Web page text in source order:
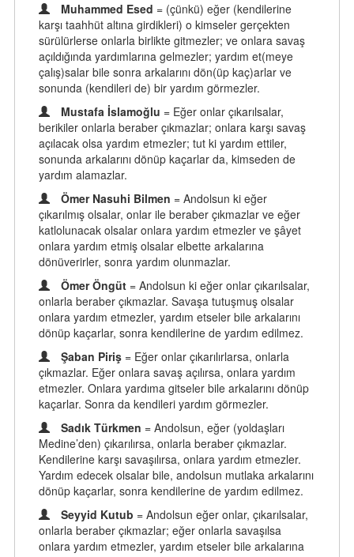
Muhammed Esed = (çünkü) eğer (kendilerine
karşı taahhüt altına girdikleri) o kimseler gerçekten
sürülürlerse onlarla birlikte gitmezler; ve onlara savaş
açıldığında yardımlarına gelmezler; yardım et(meye
çalış)salar bile sonra arkalarını dön(üp kaç)arlar ve
sonunda (kendileri de) bir yardım görmezler.
Mustafa İslamoğlu = Eğer onlar çıkarılsalar,
berikiler onlarla beraber çıkmazlar; onlara karşı savaş
açılacak olsa yardım etmezler; tut ki yardım ettiler,
sonunda arkalarını dönüp kaçarlar da, kimseden de
yardım alamazlar.
Ömer Nasuhi Bilmen = Andolsun ki eğer
çıkarılmış olsalar, onlar ile beraber çıkmazlar ve eğer
katlolunacak olsalar onlara yardım etmezler ve şâyet
onlara yardım etmiş olsalar elbette arkalarına
dönüverirler, sonra yardım olunmazlar.
Ömer Öngüt = Andolsun ki eğer onlar çıkarılsalar,
onlarla beraber çıkmazlar. Savaşa tutuşmuş olsalar
onlara yardım etmezler, yardım etseler bile arkalarını
dönüp kaçarlar, sonra kendilerine de yardım edilmez.
Şaban Piriş = Eğer onlar çıkarılırlarsa, onlarla
çıkmazlar. Eğer onlara savaş açılırsa, onlara yardım
etmezler. Onlara yardıma gitseler bile arkalarını dönüp
kaçarlar. Sonra da kendileri yardım görmezler.
Sadık Türkmen = Andolsun, eğer (yoldaşları
Medine’den) çıkarılırsa, onlarla beraber çıkmazlar.
Kendilerine karşı savaşılırsa, onlara yardım etmezler.
Yardım edecek olsalar bile, andolsun mutlaka arkalarını
dönüp kaçarlar, sonra kendilerine de yardım edilmez.
Seyyid Kutub = Andolsun eğer onlar, çıkarılsalar,
onlarla beraber çıkmazlar; eğer onlarla savaşılsa
onlara yardım etmezler, yardım etseler bile arkalarına